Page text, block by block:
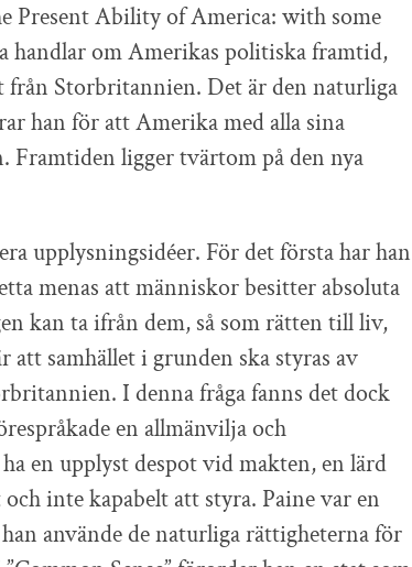
Present Ability of America: with some
handlar om Amerikas politiska framtid,
från Storbritannien. Det är den naturliga
han för att Amerika med alla sina
ligger tvärtom på den nya
upplysningsidéer. För det första har han
menas att människor besitter absoluta
kan ta ifrån dem, så som rätten till liv,
att samhället i grunden ska styras av
I denna fråga fanns det dock
en allmänvilja och
en upplyst despot vid makten, en lärd
inte kapabelt att styra. Paine var en
använde de naturliga rättigheterna för